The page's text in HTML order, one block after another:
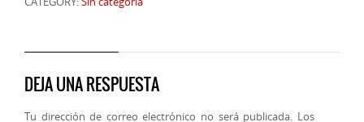
DEJA UNA RESPUESTA
Tu dirección de correo electrónico no será publicada. Los